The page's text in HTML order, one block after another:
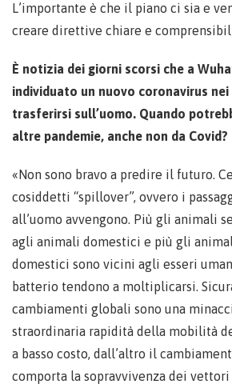
L’importante è che il piano ci sia e
creare direttive chiare e
È notizia dei giorni scorsi che a
individuato un nuovo coronavirus
trasferirsi sull’uomo. Quando
altre pandemie, anche non da Covid?
«Non sono bravo a predire il futuro.
cosiddetti “spillover”, ovvero i
all’uomo avvengono. Più gli animali
agli animali domestici e più gli
domestici sono vicini agli esseri
batterio tendono a moltiplicarsi.
cambiamenti globali sono una
straordinaria rapidità della mobilità
a basso costo, dall’altro il
comporta la sopravvivenza dei